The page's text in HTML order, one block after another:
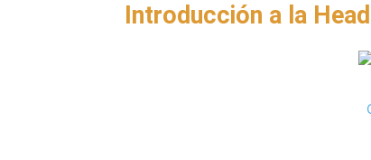
Introducción a la